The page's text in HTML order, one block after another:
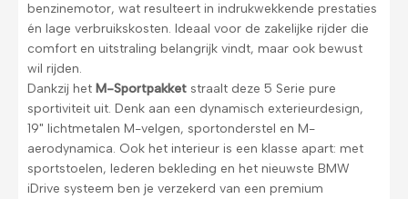
benzinemotor, wat resulteert in indrukwekkende prestaties
én lage verbruikskosten. Ideaal voor de zakelijke rijder die
comfort en uitstraling belangrijk vindt, maar ook bewust
wil rijden.
Dankzij het M-Sportpakket straalt deze 5 Serie pure
sportiviteit uit. Denk aan een dynamisch exterieurdesign,
19" lichtmetalen M-velgen, sportonderstel en M-
aerodynamica. Ook het interieur is een klasse apart: met
sportstoelen, lederen bekleding en het nieuwste BMW
iDrive systeem ben je verzekerd van een premium